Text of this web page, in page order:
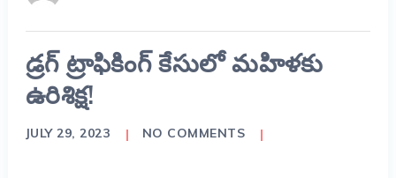
డ్రగ్ ట్రాఫికింగ్ కేసులో మహిళకు
ఉరిశిక్ష!
JULY 29, 2023 NO COMMENTS